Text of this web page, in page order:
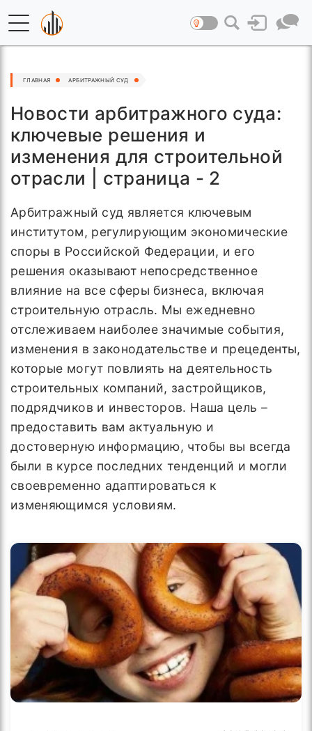
ГЛАВНАЯ АРБИТРАЖНЫЙ СУД
Новости арбитражного суда:
ключевые решения и
изменения для строительной
отрасли | страница - 2
Арбитражный суд является ключевым
институтом, регулирующим экономические
споры в Российской Федерации, и его
решения оказывают непосредственное
влияние на все сферы бизнеса, включая
строительную отрасль. Мы ежедневно
отслеживаем наиболее значимые события,
изменения в законодательстве и прецеденты,
которые могут повлиять на деятельность
строительных компаний, застройщиков,
подрядчиков и инвесторов. Наша цель –
предоставить вам актуальную и
достоверную информацию, чтобы вы всегда
были в курсе последних тенденций и могли
своевременно адаптироваться к
изменяющимся условиям.